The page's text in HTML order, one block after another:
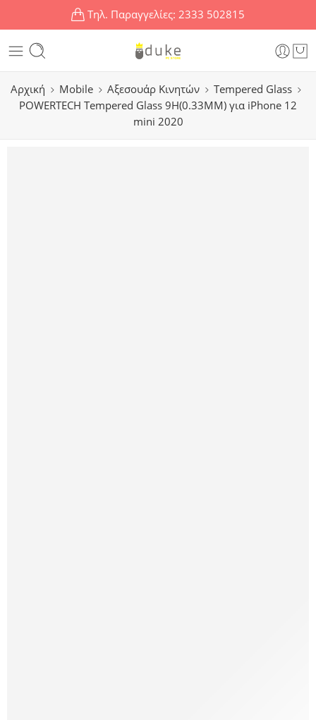
Τηλ. Παραγγελίες: 2333 502815
Αρχική Mobile Αξεσουάρ Κινητών
Tempered Glass
POWERTECH Tempered Glass 9H(0.33MM) για iPhone 12
mini 2020